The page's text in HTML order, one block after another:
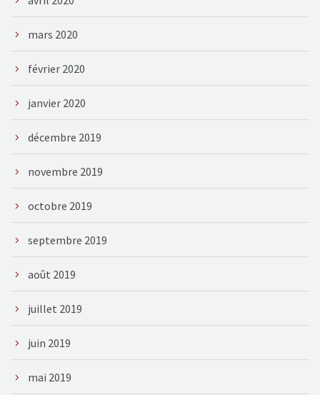
mars 2020
février 2020
janvier 2020
décembre 2019
novembre 2019
octobre 2019
septembre 2019
août 2019
juillet 2019
juin 2019
mai 2019